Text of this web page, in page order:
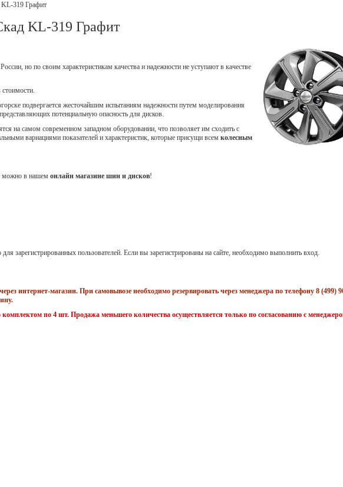
KL-319 Графит
KL-319 Графит
но по своим характеристикам качества и надежности не уступают в качестве
подвергается жесточайшим испытаниям надежности путем моделирования
потенциальную опасность для дисков.
на самом современном западном оборудовании, что позволяет им сходить с
вариациями показателей и характеристик, которые присущи всем колесным
можно в нашем онлайн магазине шин и дисков!
зарегистрированных пользователей. Если вы зарегистрированы на сайте, необходимо выполнить вход.
интернет-магазин. При самовывозе необходимо резервировать через менеджера по телефону 8 (499)
по 4 шт. Продажа меньшего количества осуществляется только по согласованию с